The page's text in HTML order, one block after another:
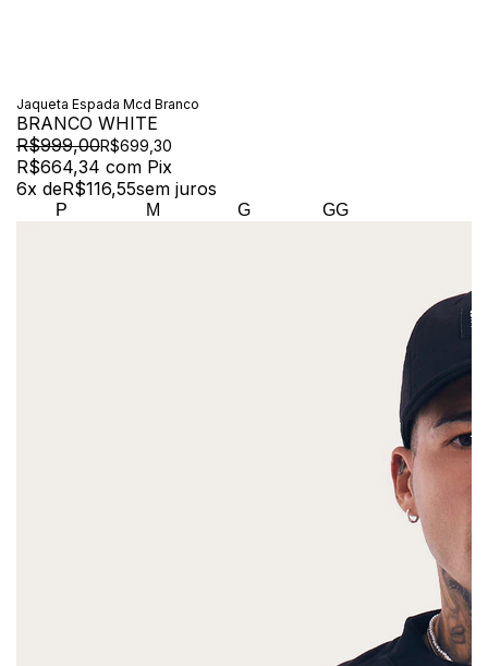
Jaqueta Espada Mcd Branco
BRANCO WHITE
R$999,00R$699,30
R$664,34 com Pix
6x deR$116,55sem juros
P M G GG